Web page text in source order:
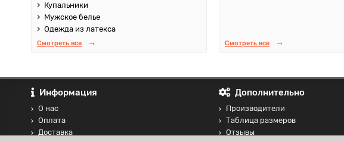
Купальники
Мужское белье
Одежда из латекса
Смотреть все Смотреть все
Информация
О нас
Оплата
Доставка
Дополнительно
Производители
Таблица размеров
Отзывы